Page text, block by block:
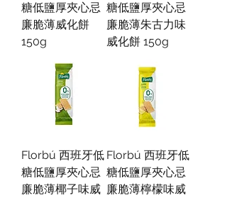
糖低鹽厚夾心忌
廉脆薄威化餅
150g
糖低鹽厚夾心忌
廉脆薄朱古力味
威化餅 150g
Florbú 西班牙低
糖低鹽厚夾心忌
廉脆薄椰子味威
Florbú 西班牙低
糖低鹽厚夾心忌
廉脆薄檸檬味威